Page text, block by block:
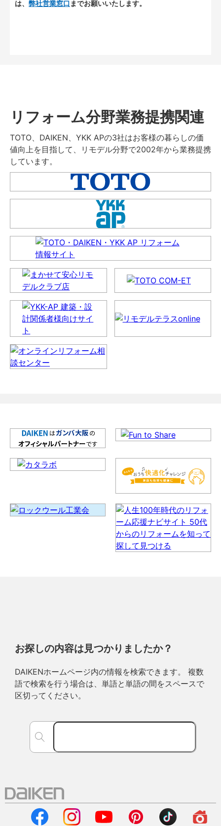
は、 弊社営業窓口 までお願いいたします。
リフォーム分野業務提携関連
TOTO、DAIKEN、YKK APの3社はお客様の暮らしの価
値向上を目指して、リモデル分野で2002年から業務提携
しています。
お探しの内容は見つかりましたか？
DAIKENホームページ内の情報を検索できます。 複数
語で検索を行う場合は、単語と単語の間をスペースで
区切ってください。